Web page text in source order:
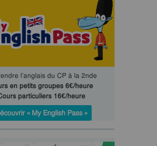
l’anglais du CP à la 2nde
en petits groupes 6€/heure
particuliers 16€/heure
« My English Pass »